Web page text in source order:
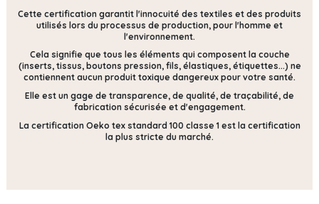
Cette certification garantit l'innocuité des textiles et des produits
utilisés lors du processus de production, pour l'homme et
l'environnement.
Cela signifie que tous les éléments qui composent la couche
(inserts, tissus, boutons pression, fils, élastiques, étiquettes...) ne
contiennent aucun produit toxique dangereux pour votre santé.
Elle est un gage de transparence, de qualité, de traçabilité, de
fabrication sécurisée et d'engagement.
La certification Oeko tex standard 100 classe 1 est la certification
la plus stricte du marché.